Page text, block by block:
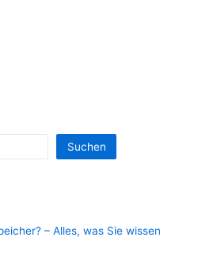
Suchen
– Alles, was Sie wissen